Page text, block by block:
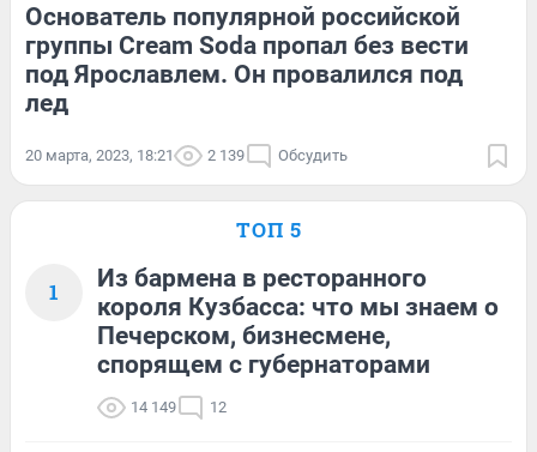
Основатель популярной российской
группы Cream Soda пропал без вести
под Ярославлем. Он провалился под
лед
20 марта, 2023, 18:21 2 139 Обсудить
ТОП 5
1
Из бармена в ресторанного
короля Кузбасса: что мы знаем о
Печерском, бизнесмене,
спорящем с губернаторами
14 149 12